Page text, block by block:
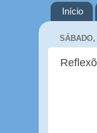
Início
SÁBADO,